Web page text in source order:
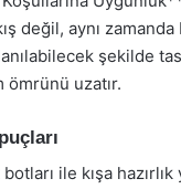
değil, aynı
şekilde
ömrünü uzatır.
ile kışa hazırlık